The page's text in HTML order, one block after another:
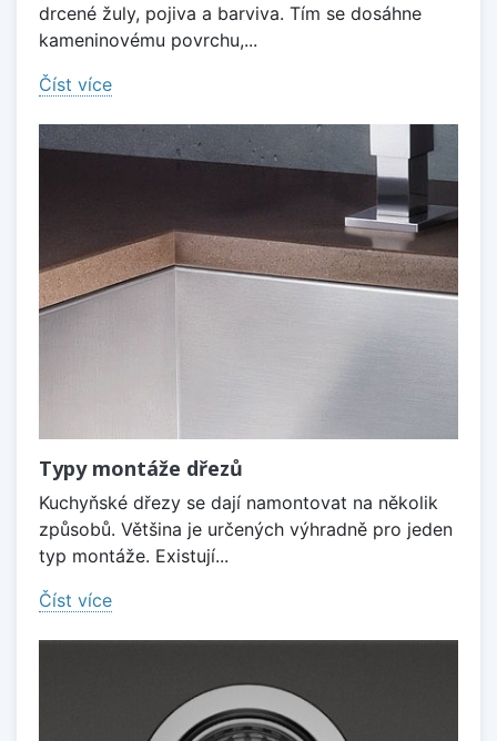
drcené žuly, pojiva a barviva. Tím se dosáhne
kameninovému povrchu,...
Číst více
Typy montáže dřezů
Kuchyňské dřezy se dají namontovat na několik
způsobů. Většina je určených výhradně pro jeden
typ montáže. Existují...
Číst více